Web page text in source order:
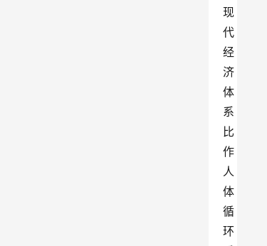
现
代
经
济
体
系
比
作
人
体
循
环